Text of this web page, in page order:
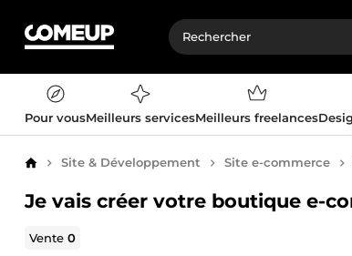
Pour vousMeilleurs servicesMeilleurs freelances
AccueilSite & Développement Site e-commerce
Je vais créer votre boutique e-
Vente0